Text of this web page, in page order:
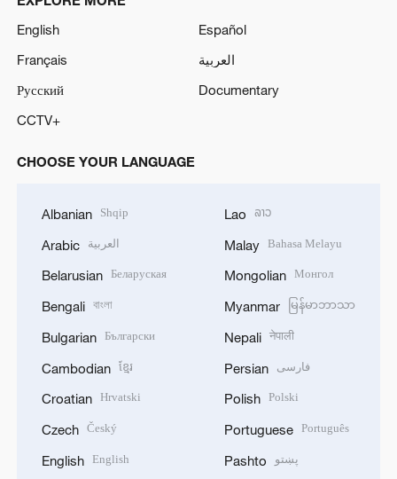
English
Español
Français
العربية
Русский
Documentary
CCTV+
CHOOSE YOUR LANGUAGE
Albanian Shqip
Arabic العربية
Belarusian Беларуская
Bengali বাংলা
Bulgarian Български
Cambodian ខ្មែរ
Croatian Hrvatski
Czech Český
English English
Lao ລາວ
Malay Bahasa Melayu
Mongolian Монгол
Myanmar မြန်မာဘာသာ
Nepali नेपाली
Persian فارسی
Polish Polski
Portuguese Português
Pashto پښتو